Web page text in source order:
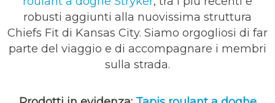
robusti aggiunti alla nuovissima struttura
Chiefs Fit di Kansas City. Siamo orgogliosi di far
parte del viaggio e di accompagnare i membri
sulla strada.